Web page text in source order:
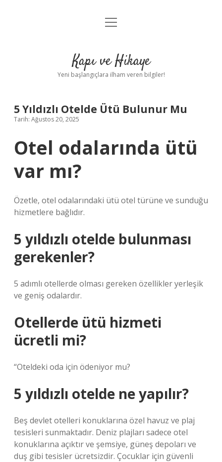
Anasayfa
Yasal Uyarı
menüyü
Kapı ve Hikaye
Yeni başlangıçlara ilham veren bilgiler!
5 Yıldızlı Otelde Ütü Bulunur Mu
Tarih: Ağustos 20, 2025
Otel odalarında ütü
var mı?
Özetle, otel odalarındaki ütü otel türüne ve sunduğu
hizmetlere bağlıdır.
5 yıldızlı otelde bulunması
gerekenler?
5 adımlı otellerde olması gereken özellikler yerleşik
ve geniş odalardır.
Otellerde ütü hizmeti
ücretli mi?
“Oteldeki oda için ödeniyor mu?
5 yıldızlı otelde ne yapılır?
Beş devlet otelleri konuklarına özel havuz ve plaj
tesisleri sunmaktadır. Deniz plajları sadece otel
konuklarına açıktır ve şemsiye, güneş depoları ve
duş gibi tesisler ücretsizdir. Çocuklar için güvenli